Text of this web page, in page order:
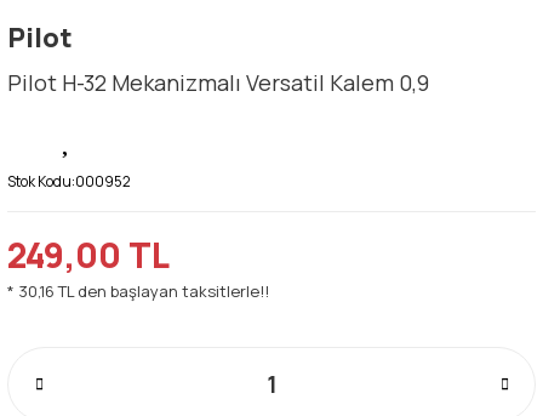
Pilot
Pilot H-32 Mekanizmalı Versatil Kalem 0,9
Stok Kodu:000952
249,00 TL
* 30,16 TL den başlayan taksitlerle!!